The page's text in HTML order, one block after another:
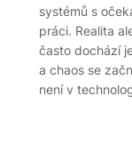
systémů s
práci. Realita
často dochází
a chaos se
není v